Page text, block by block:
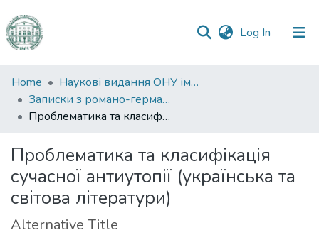
Log In (current)
Communities
&
Collections
Statistics
Home
Наукові видання ОНУ імені І. І. Мечникова
Записки з романо-германської філології
Проблематика та класифікація сучасної антиутопії (українська та світова літератури)
Проблематика та класифікація
сучасної антиутопії (українська та
світова літератури)
Alternative Title